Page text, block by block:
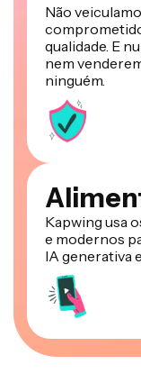
Não
qualidade. E
nem
ninguém.
Kapwing usa
e modernos
IA generativa